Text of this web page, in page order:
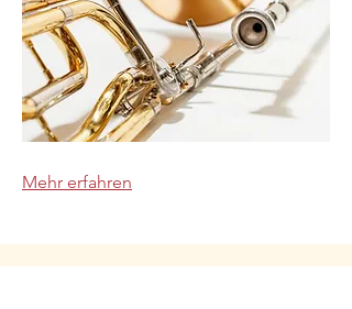
Mehr erfahren